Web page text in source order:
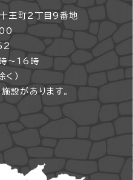
王町2丁目9番地
～16時
）
設があります。